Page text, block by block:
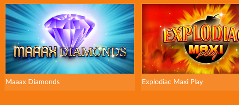
Maaax Diamonds Explodiac Maxi Play